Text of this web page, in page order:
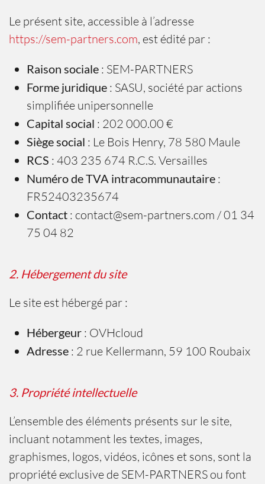
Le présent site, accessible à l’adresse
https://sem-partners.com, est édité par :
Raison sociale : SEM-PARTNERS
Forme juridique : SASU, société par actions
simplifiée unipersonnelle
Capital social : 202 000.00 €
Siège social : Le Bois Henry, 78 580 Maule
RCS : 403 235 674 R.C.S. Versailles
Numéro de TVA intracommunautaire :
FR52403235674
Contact : contact@sem-partners.com / 01 34
75 04 82
2. Hébergement du site
Le site est hébergé par :
Hébergeur : OVHcloud
Adresse : 2 rue Kellermann, 59 100 Roubaix
3. Propriété intellectuelle
L’ensemble des éléments présents sur le site,
incluant notamment les textes, images,
graphismes, logos, vidéos, icônes et sons, sont la
propriété exclusive de SEM-PARTNERS ou font